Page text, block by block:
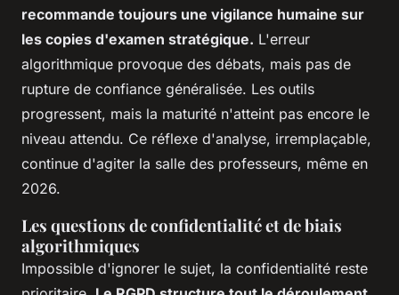
recommande toujours une vigilance humaine sur
les copies d'examen stratégique. L'erreur
algorithmique provoque des débats, mais pas de
rupture de confiance généralisée. Les outils
progressent, mais la maturité n'atteint pas encore le
niveau attendu. Ce réflexe d'analyse, irremplaçable,
continue d'agiter la salle des professeurs, même en
2026.
Les questions de confidentialité et de biais
algorithmiques
Impossible d'ignorer le sujet, la confidentialité reste